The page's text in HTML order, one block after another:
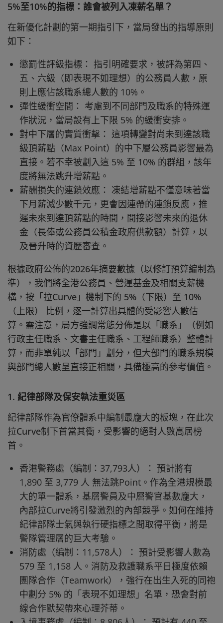
5%至10%的指標：誰會被列入凍薪名單？
在新優化計劃的第一期指引下，當局發出的指導原則
如下：
懲罰性評級指標： 指引明確要求，被評為第四、
五、六級（即表現不如理想）的公務員人數，原
則上應佔該職系總人數的 10%。
彈性緩衝空間： 考慮到不同部門及職系的特殊運
作狀況，當局設有上下限 5% 的緩衝安排。
對中下層的實質衝擊： 這項轉變對尚未到達該職
級頂薪點（Max Point）的中下層公務員影響最為
直接。若不幸被劃入這 5% 至 10% 的群組，該年
度將無法跳升增薪點。
薪酬損失的連鎖效應： 凍結增薪點不僅意味著當
下月薪減少數千元，更會因連帶的連鎖反應，推
遲未來到達頂薪點的時間，間接影響未來的退休
金（長俸或公務員公積金政府供款額）計算，以
及晉升時的資歷審查。
根據政府公佈的2026年摘要數據（以修訂預算編制為
準），我們將全港公務員、營運基金及相關支薪機
構，按「拉Curve」機制下的 5%（下限）至 10%
（上限） 比例，逐一計算出具體的受影響人數估
算。需注意，局方強調常態分佈是以「職系」（例如
行政主任職系、文書主任職系、工程師職系）整體計
算，而非單純以「部門」劃分，但大部門的職系規模
與部門總人數呈直接正相關，具備極高的參考價值。
1. 紀律部隊及保安執法重災區
紀律部隊作為官僚體系中編制最龐大的板塊，在此次
拉Curve制下首當其衝，受影響的絕對人數高居榜
首。
香港警務處（編制：37,793人）： 預計將有
1,890 至 3,779 人 無法跳Point。作為全港規模最
大的單一體系，基層警員及中層警官基數龐大，
內部拉Curve將引發激烈的內部競爭。如何在維持
紀律部隊士氣與執行硬指標之間取得平衡，將是
警隊管理層的巨大考驗。
消防處（編制：11,578人）： 預計受影響人數為
579 至 1,158 人。消防及救護職系平日極度依賴
團隊合作（Teamwork），強行在出生入死的同袍
中劃分 5% 的「表現不如理想」名單，恐會對前
線合作默契帶來心理芥蒂。